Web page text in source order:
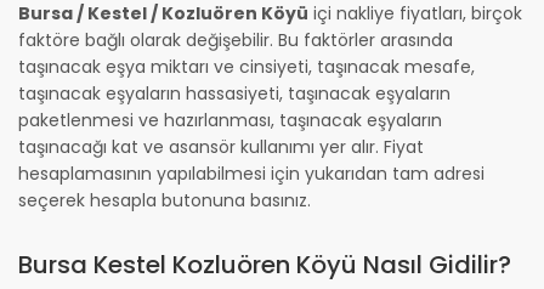
Bursa / Kestel / Kozluören Köyü içi nakliye fiyatları, birçok
faktöre bağlı olarak değişebilir. Bu faktörler arasında
taşınacak eşya miktarı ve cinsiyeti, taşınacak mesafe,
taşınacak eşyaların hassasiyeti, taşınacak eşyaların
paketlenmesi ve hazırlanması, taşınacak eşyaların
taşınacağı kat ve asansör kullanımı yer alır. Fiyat
hesaplamasının yapılabilmesi için yukarıdan tam adresi
seçerek hesapla butonuna basınız.
Bursa Kestel Kozluören Köyü Nasıl Gidilir?